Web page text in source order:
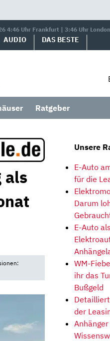
4:46 Uhr Frankfurt | 3:46 Uhr
AUDIO DAS BESTE
Ratgeber
als
Unsere
E-Auto
für die
Darum
E-Auto
WM-
ihr das
Bußgeld
der